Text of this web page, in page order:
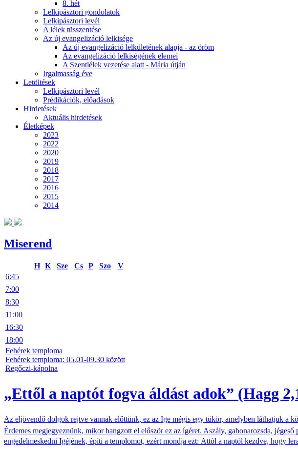
8. hét
Lelkipásztori gondolatok
Lelkipásztori levél
A lélek tüsszentése
Az új evangelizáció lelkisége
Az új evangelizáció lelkületének alapja - az öröm
Az evangelizáció lelkiségének elemei
A Szentlélek vezetése alatt - Mária útján
Irgalmasság éve
Letöltések
Lelkipásztori levél
Prédikációk, előadások
Hirdetések
Aktuális hirdetések
Életképek
2023
2022
2020
2019
2018
2017
2016
2015
2014
Miserend
H K Sze Cs P Szo
V
6:45
7:00
8:30
11:00
16:30
18:00
Fehérek temploma
Fehérek temploma: 05.01-09.30 között
Regőczi-kápolna
„Ettől a naptót fogva áldást adok” (Hagg
Az eljövendő dolgok rejtve vannak előttünk, ez az Ige mégis egy tükör, amelyben láthatjuk a
Érdemes megjegyeznünk, mikor hangzott el először ez az ígéret. Aszály, gabonarozsda,
engedelmeskedni Igéjének, építi a templomot, ezért mondja ezt: Attól a naptól kezdve, hogy